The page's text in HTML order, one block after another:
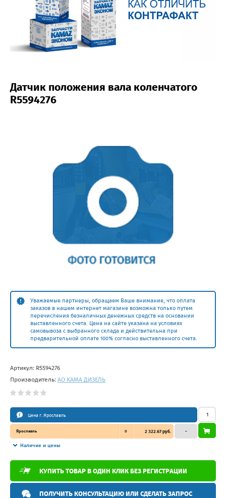
Датчик положения вала коленчатого
R5594276
Уважаемые партнеры, обращаем Ваше внимание, что оплата
заказов в нашем интернет магазине возможна только путем
перечисления безналичных денежных средств на основании
выставленного счета. Цена на сайте указана на условиях
самовывоза с выбранного склада и действительна при
предварительной оплате 100% согласно выставленного счета.
Артикул: R5594276
Производитель: АО КАМА ДИЗЕЛЬ
Цена г. Ярославль
Ярославль 0 2 322.67 руб.
Наличие и цены
–
КУПИТЬ ТОВАР В ОДИН КЛИК БЕЗ РЕГИСТРАЦИИ
ПОЛУЧИТЬ КОНСУЛЬТАЦИЮ ИЛИ СДЕЛАТЬ ЗАПРОС